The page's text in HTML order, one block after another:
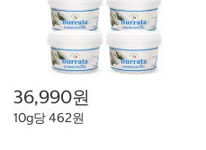
36,990원
10g당 462원